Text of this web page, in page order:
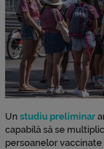
Un studiu preliminar
capabilă să se
persoanelor vaccinate